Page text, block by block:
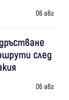
06 авг
след
06 авг